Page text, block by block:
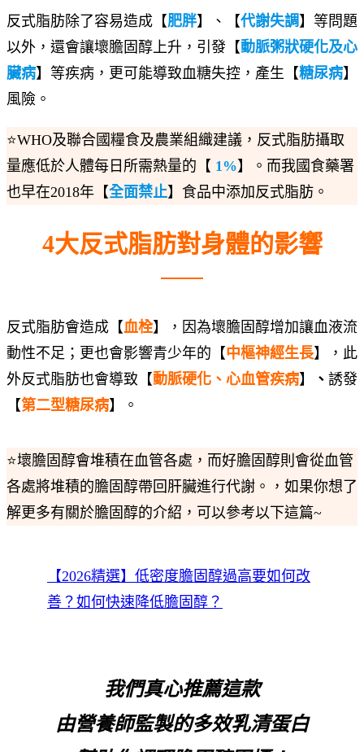
反式脂肪除了容易造成【肥胖】、【代謝失調】等問題
以外，還會讓壞膽固醇上升，引發【動脈粥狀硬化及心
臟病】等疾病，更可能導致血糖失控，產生【糖尿病】
風險。
⭐WHO及聯合國糧食及農業組織建議，反式脂肪攝取
量應低於人體每日所需熱量的【 1%】。而我國食藥署
也早在2018年【全面禁止】食品中添加反式脂肪。
4大反式脂肪對身體的影響
反式脂肪會造成【血栓】，因為壞膽固醇增加讓血液流
動性不足；更也會影響青少年的【中樞神經生長】，此
外反式脂肪也會導致【動脈硬化、心血管疾病】 、 誘發
【第二型糖尿病】。
⭐壞膽固醇會堆積在血管各處，而好膽固醇則會從血管
各處將堆積的膽固醇帶回肝臟進行代謝。，如果你想了
解更多有關於膽固醇的介紹，可以參考以下這篇~
【2026精選】低密度膽固醇過高要如何改
善？如何快速降低膽固醇？
我們真心推薦這款
由營養師監製的多效乳清蛋白